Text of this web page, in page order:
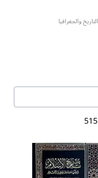
التاريخ والجغرافيا
515